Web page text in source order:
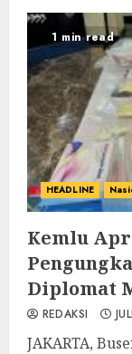
1 min read
HEADLINE
Kemlu
Diplomat
REDAKSI
‎‎JAKARTA,